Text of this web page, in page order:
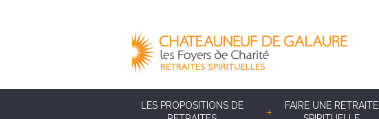
LES PROPOSITIONS DE
FAIRE UNE RETRAITE